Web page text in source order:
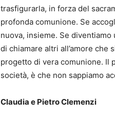
trasfigurarla, in forza del
profonda comunione. Se
nuova, insieme. Se
di chiamare altri all’amore che
progetto di vera comunione. Il
società, è che non sappiamo
Claudia e Pietro Clemenzi